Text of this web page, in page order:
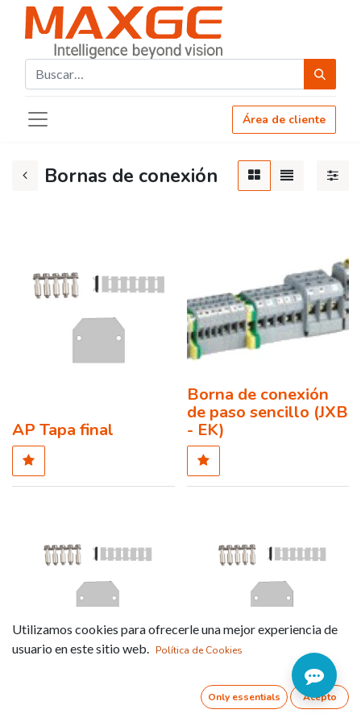
Área de cliente
Bornas de conexión
AP Tapa final
Borna de conexión
de paso sencillo (JXB
- EK)
DEK5- Etiqueta
identificación
Utilizamos cookies para ofrecerle una mejor experiencia de
usuario en este sitio web. Política de Cookies
Only essentials Acepto